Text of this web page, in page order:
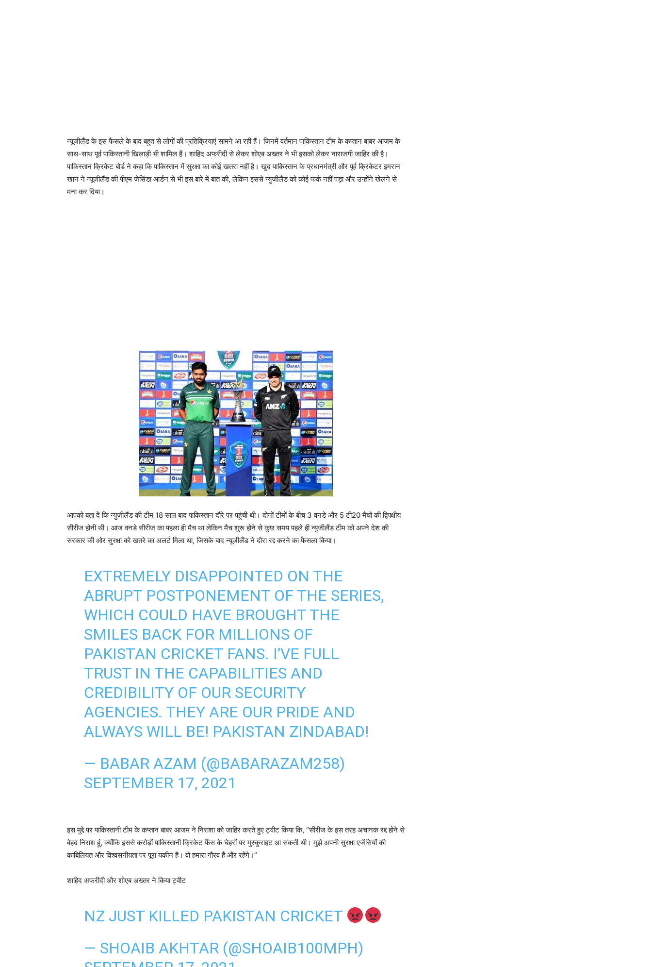
न्यूजीलैंड के इस फैसले के बाद बहुत से लोगों की प्रतिक्रियाएं सामने आ रही हैं। जिनमें वर्तमान पाकिस्तान टीम के कप्तान बाबर आजम के
साथ-साथ पूर्व पाकिस्तानी खिलाड़ी भी शामिल हैं। शाहिद अफरीदी से लेकर शोएब अख्तर ने भी इसको लेकर नाराजगी जाहिर की है।
पाकिस्तान क्रिकेट बोर्ड ने कहा कि पाकिस्तान में सुरक्षा का कोई खतरा नहीं है। खुद पाकिस्तान के प्रधानमंत्री और पूर्व क्रिकेटर इमरान
खान ने न्यूजीलैंड की पीएम जेसिंडा आर्डन से भी इस बारे में बात की, लेकिन इससे न्युजीलैंड को कोई फर्क नहीं पड़ा और उन्होंने खेलने से
मना कर दिया।
आपको बता दें कि न्युजीलैंड की टीम 18 साल बाद पाकिस्तान दौरे पर पहुंची थी। दोनों टीमों के बीच 3 वनडे और 5 टी20 मैचों की द्विपक्षीय
सीरीज होनी थी। आज वनडे सीरीज का पहला ही मैच था लेकिन मैच शुरू होने से कुछ समय पहले ही न्युजीलैंड टीम को अपने देश की
सरकार की ओर सुरक्षा को खतरे का अलर्ट मिला था, जिसके बाद न्यूजीलैंड ने दौरा रद्द करने का फैसला किया।
EXTREMELY DISAPPOINTED ON THE
ABRUPT POSTPONEMENT OF THE SERIES,
WHICH COULD HAVE BROUGHT THE
SMILES BACK FOR MILLIONS OF
PAKISTAN CRICKET FANS. I’VE FULL
TRUST IN THE CAPABILITIES AND
CREDIBILITY OF OUR SECURITY
AGENCIES. THEY ARE OUR PRIDE AND
ALWAYS WILL BE! PAKISTAN ZINDABAD!
— BABAR AZAM (@BABARAZAM258)
SEPTEMBER 17, 2021
इस मुद्दे पर पाकिस्तानी टीम के कप्तान बाबर आजम ने निराशा को जाहिर करते हुए ट्वीट किया कि, “सीरीज के इस तरह अचानक रद्द होने से
बेहद निराश हूं, क्योंकि इससे करोड़ों पाकिस्तानी क्रिकेट फैंस के चेहरों पर मुस्कुराहट आ सकती थी। मुझे अपनी सुरक्षा एजेंसियों की
काबिलियत और विश्वसनीयता पर पूरा यकीन है। वो हमारा गौरव हैं और रहेंगे।”
शाहिद अफरीदी और शोएब अख्तर ने किया ट्वीट
NZ JUST KILLED PAKISTAN CRICKET
— SHOAIB AKHTAR (@SHOAIB100MPH)